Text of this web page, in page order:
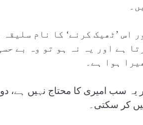
اس ’ٹھیک کرنے‘ کا نام
ہے اور یہ نہ ہو تو وہ بے
ہوا ہے۔
یہ سب امیری کا محتاج نہیں ہے،
کر سکتی۔